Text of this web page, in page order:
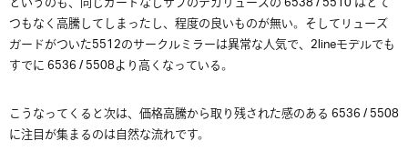
つもなく高騰してしまったし、程度の良いものが無い。そしてリューズ
ガードがついた5512のサークルミラーは異常な人気で、2lineモデルでも
すでに 6536 / 5508より高くなっている。
こうなってくると次は、価格高騰から取り残された感のある 6536 / 5508
に注目が集まるのは自然な流れです。